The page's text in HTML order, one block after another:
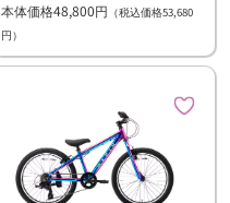
本体価格48,800円 （税込価格53,680
円）